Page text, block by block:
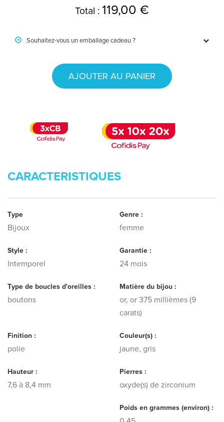
Total : 119,00 €
Souhaitez-vous un emballage cadeau ?
AJOUTER AU PANIER
CARACTERISTIQUES
Type
Bijoux
Genre :
femme
Style :
Intemporel
Garantie :
24 mois
Type de boucles d'oreilles :
boutons
Matière du bijou :
or, or 375 millièmes (9
carats)
Finition :
polie
Couleur(s) :
jaune, gris
Hauteur :
7,6 à 8,4 mm
Pierres :
oxyde(s) de zirconium
Poids en grammes (environ) :